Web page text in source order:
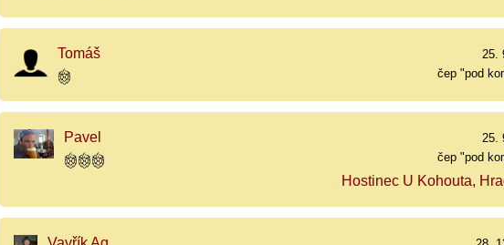
Tomáš
25.
čep "pod
Pavel
25.
čep "pod
Hostinec U Kohouta,